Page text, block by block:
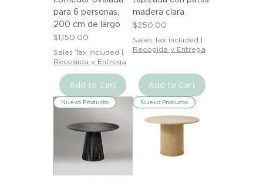
para 6 personas,
200 cm de largo
Price
$1,150.00
Sales Tax Included |
Recogida y Entrega
Add to Cart
madera clara
Price
$250.00
Sales Tax Included |
Recogida y Entrega
Add to Cart
Nuevo Producto Nuevo Producto